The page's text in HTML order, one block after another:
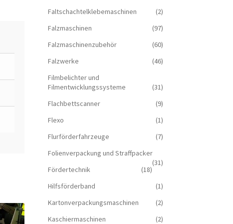
Faltschachtelklebemaschinen
(2)
Falzmaschinen
(97)
Falzmaschinenzubehör
(60)
Falzwerke
(46)
Filmbelichter und
Filmentwicklungssysteme
(31)
Flachbettscanner
(9)
Flexo
(1)
Flurförderfahrzeuge
(7)
Folienverpackung und Straffpacker
(31)
Fördertechnik
(18)
Hilfsförderband
(1)
Kartonverpackungsmaschinen
(2)
Kaschiermaschinen
(2)